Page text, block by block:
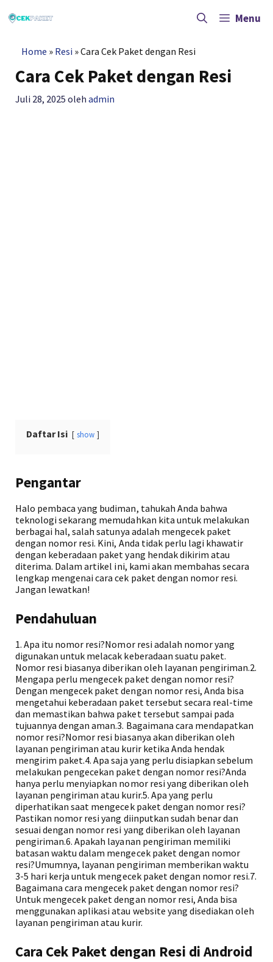
ke
Menu
Home » Resi »Cara Cek Paket dengan Resi
Cara Cek Paket dengan Resi
Juli 28, 2025 olehadmin
Daftar Isi show
Pengantar
Halo pembaca yang budiman, tahukah Anda bahwa
teknologi sekarang memudahkan kita untuk melakukan
berbagai hal, salah satunya adalah mengecek paket
dengan nomor resi. Kini, Anda tidak perlu lagi khawatir
dengan keberadaan paket yang hendak dikirim atau
diterima. Dalam artikel ini, kami akan membahas secara
lengkap mengenai cara cek paket dengan nomor resi.
Jangan lewatkan!
Pendahuluan
1. Apa itu nomor resi?Nomor resi adalah nomor yang
digunakan untuk melacak keberadaan suatu paket.
Nomor resi biasanya diberikan oleh layanan pengiriman.2.
Mengapa perlu mengecek paket dengan nomor resi?
Dengan mengecek paket dengan nomor resi, Anda bisa
mengetahui keberadaan paket tersebut secara real-time
dan memastikan bahwa paket tersebut sampai pada
tujuannya dengan aman.3. Bagaimana cara mendapatkan
nomor resi?Nomor resi biasanya akan diberikan oleh
layanan pengiriman atau kurir ketika Anda hendak
mengirim paket.4. Apa saja yang perlu disiapkan sebelum
melakukan pengecekan paket dengan nomor resi?Anda
hanya perlu menyiapkan nomor resi yang diberikan oleh
layanan pengiriman atau kurir.5. Apa yang perlu
diperhatikan saat mengecek paket dengan nomor resi?
Pastikan nomor resi yang diinputkan sudah benar dan
sesuai dengan nomor resi yang diberikan oleh layanan
pengiriman.6. Apakah layanan pengiriman memiliki
batasan waktu dalam mengecek paket dengan nomor
resi?Umumnya, layanan pengiriman memberikan waktu
3-5 hari kerja untuk mengecek paket dengan nomor resi.7.
Bagaimana cara mengecek paket dengan nomor resi?
Untuk mengecek paket dengan nomor resi, Anda bisa
menggunakan aplikasi atau website yang disediakan oleh
layanan pengiriman atau kurir.
Cara Cek Paket dengan Resi di Android